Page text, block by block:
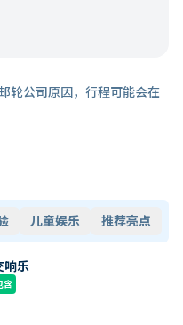
轮公司原因，行程可能会在
儿童娱乐 推荐亮点
响乐
含